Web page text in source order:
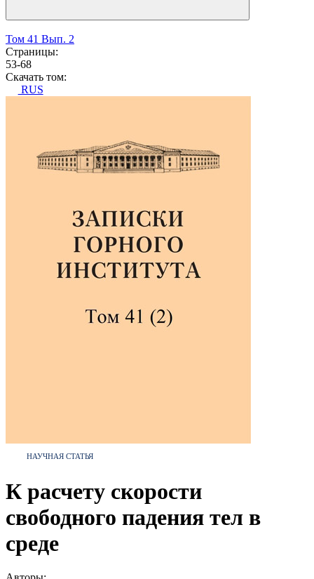
Том 41 Вып. 2
Страницы:
53-68
Скачать том:
RUS
НАУЧНАЯ СТАТЬЯ
К расчету скорости
свободного падения тел в
среде